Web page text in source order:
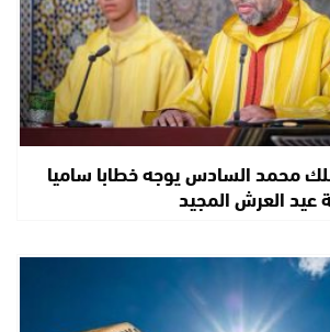
محمد السادس يوجه خطابا ساميا
عيد العرش المجيد